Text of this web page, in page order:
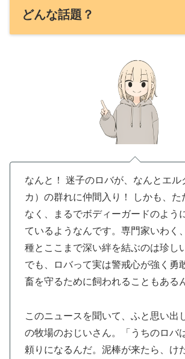
どんな話題？
なんと！ 迷子のロバが、なんとエル
カ）の群れに仲間入り！ しかも、た
なく、まるでボディーガードのよう
ているようなんです。専門家いわく
種とここまで深い絆を結ぶのは珍し
でも、ロバって実は警戒心が強く勇
畜を守るために飼われることもある
このニュースを聞いて、ふと思い出
の牧場のおじいさん。「うちのロバ
頼りになるんだ。泥棒が来たら、け